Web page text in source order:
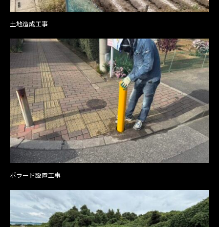
土地造成工事
ボラード設置工事